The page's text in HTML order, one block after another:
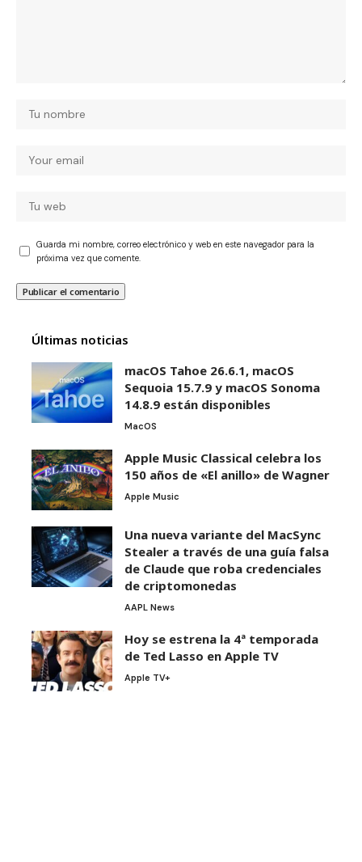
Guarda mi nombre, correo electrónico y web en este navegador para la
próxima vez que comente.
Últimas noticias
macOS Tahoe 26.6.1, macOS
Sequoia 15.7.9 y macOS Sonoma
14.8.9 están disponibles
MacOS
Apple Music Classical celebra los
150 años de «El anillo» de Wagner
Apple Music
Una nueva variante del MacSync
Stealer a través de una guía falsa
de Claude que roba credenciales
de criptomonedas
AAPL News
Hoy se estrena la 4ª temporada
de Ted Lasso en Apple TV
Apple TV+